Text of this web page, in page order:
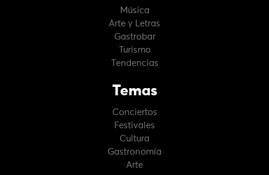
Música
Arte y Letras
Gastrobar
Turismo
Tendencias
Temas
Conciertos
Festivales
Cultura
Gastronomía
Arte